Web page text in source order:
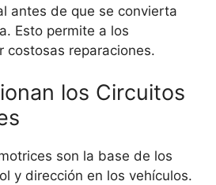
antes de que se convierta
Esto permite a los
costosas reparaciones.
los Circuitos
son la base de los
y dirección en los vehículos.